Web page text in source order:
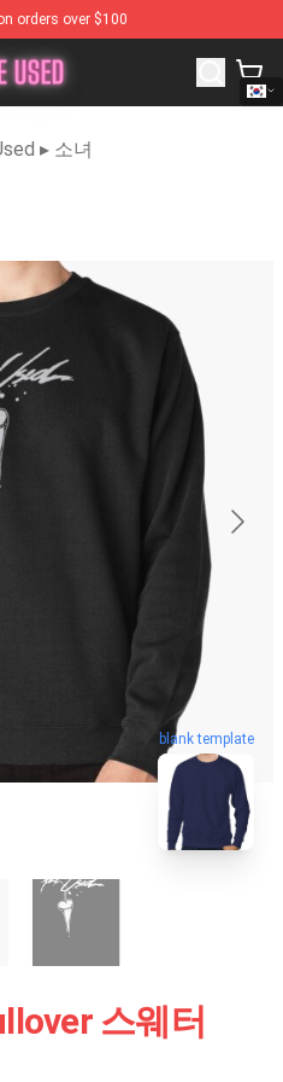
orders over $100
The Used Merchandise Shop
▸ 소녀
blank template
스웨터